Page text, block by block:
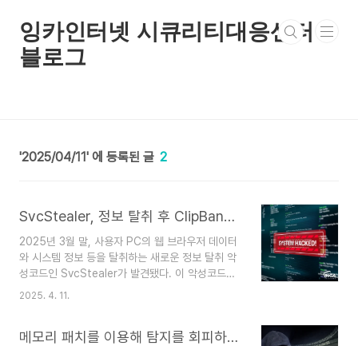
잉카인터넷 시큐리티대응센터
블로그
2025/04/11 2
SvcStealer, 정보 탈취 후 ClipBanker 유포
2025년 3월 말, 사용자 PC의 웹 브라우저 데이터
와 시스템 정보 등을 탈취하는 새로운 정보 탈취 악
성코드인 SvcStealer가 발견됐다. 이 악성코드는
웹 브라우저 데이터를 포함한 암호화폐 지갑 정보와
해 공격자의 C&C 서버로 전송한다. 정보 탈취 이후
2025. 4. 11.
메모리 패치를 이용해 탐지를 회피하는 SweatRAT